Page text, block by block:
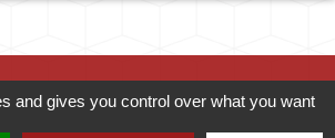
and gives you control over what you want